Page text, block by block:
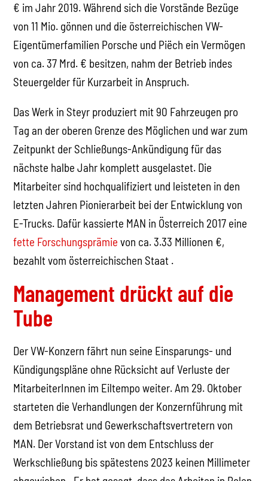
€ im Jahr 2019. Während sich die Vorstände Bezüge
von 11 Mio. gönnen und die österreichischen VW-
Eigentümerfamilien Porsche und Piëch ein Vermögen
von ca. 37 Mrd. € besitzen, nahm der Betrieb indes
Steuergelder für Kurzarbeit in Anspruch.
Das Werk in Steyr produziert mit 90 Fahrzeugen pro
Tag an der oberen Grenze des Möglichen und war zum
Zeitpunkt der Schließungs-Ankündigung für das
nächste halbe Jahr komplett ausgelastet. Die
Mitarbeiter sind hochqualifiziert und leisteten in den
letzten Jahren Pionierarbeit bei der Entwicklung von
E-Trucks. Dafür kassierte MAN in Österreich 2017 eine
fette Forschungsprämie von ca. 3.33 Millionen €,
bezahlt vom österreichischen Staat .
Management drückt auf die
Tube
Der VW-Konzern fährt nun seine Einsparungs- und
Kündigungspläne ohne Rücksicht auf Verluste der
MitarbeiterInnen im Eiltempo weiter. Am 29. Oktober
starteten die Verhandlungen der Konzernführung mit
dem Betriebsrat und Gewerkschaftsvertretern von
MAN. Der Vorstand ist von dem Entschluss der
Werkschließung bis spätestens 2023 keinen Millimeter